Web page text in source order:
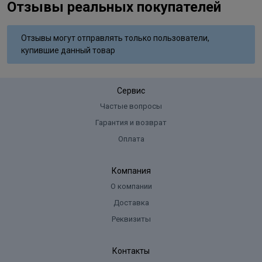
Polyvinyl Butyral, Diacetone Alcohol, Hexanal, Dimethicone,
Trimethylsiloxysilicate, Phosphoric Acid, Mica, Polyurethane,
Polyethylene, Polypropylene, Aluminium Powder, Calcium
Aluminum Borosilicate, TIN Oxide, Polyethelene Terephthalate
Отзывы реальных покупателей
Отзывы могут отправлять только пользователи,
купившие данный товар
Сервис
Частые вопросы
Гарантия и возврат
Оплата
Компания
О компании
Доставка
Реквизиты
Контакты